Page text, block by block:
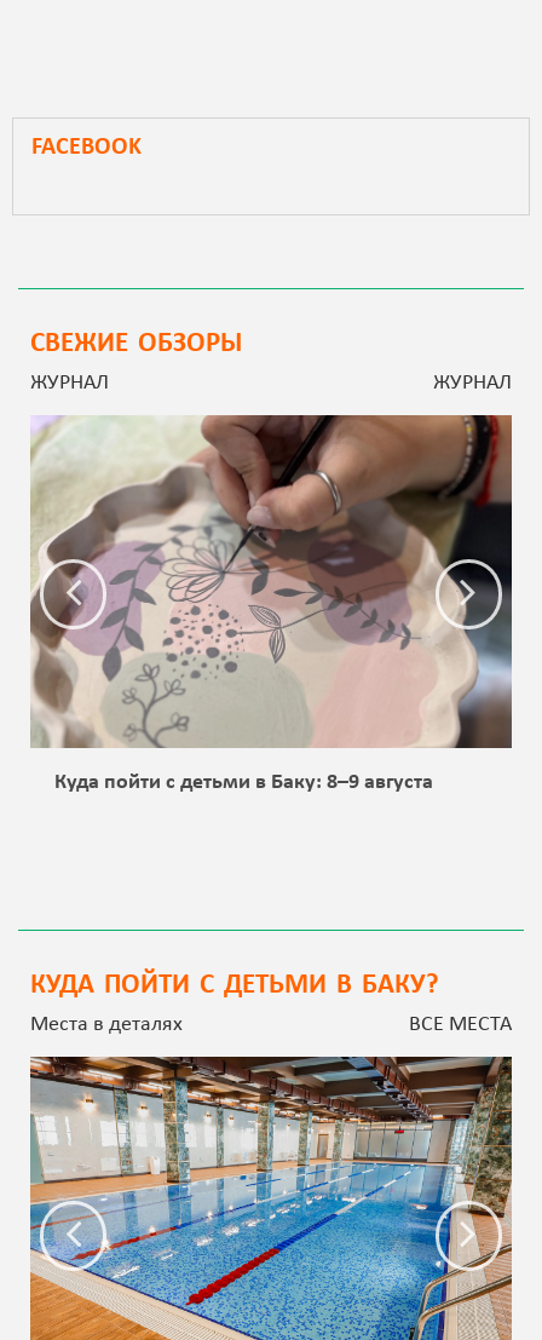
FACEBOOK
СВЕЖИЕ ОБЗОРЫ
ЖУРНАЛ ЖУРНАЛ
Куда пойти с детьми в Баку: 8–9 августа
КУДА ПОЙТИ С ДЕТЬМИ В БАКУ?
Места в деталях ВСЕ МЕСТА